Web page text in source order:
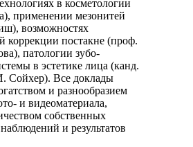
в косметологии
применении мезонитей
возможностях
коррекции постакне (проф.
патологии зубо-
в эстетике лица (канд.
Сойхер). Все доклады
и разнообразием
и видеоматериала,
собственных
и результатов